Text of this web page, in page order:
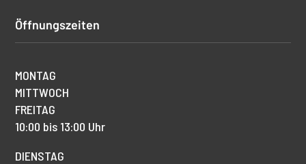
Öffnungszeiten
MONTAG
MITTWOCH
FREITAG
10:00 bis 13:00 Uhr
DIENSTAG